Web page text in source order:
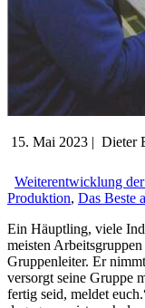
15. Mai 2023 | Dieter
Weiterentwicklung
Produktion, Das Beste
Ein Häuptling, viele
meisten
Gruppenleiter. Er
versorgt seine Gruppe
fertig seid, meldet